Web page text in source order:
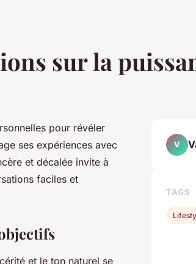
sur la
pour révéler
ses expériences avec
et décalée invite à
faciles et
et le ton naturel se
V
TAGS